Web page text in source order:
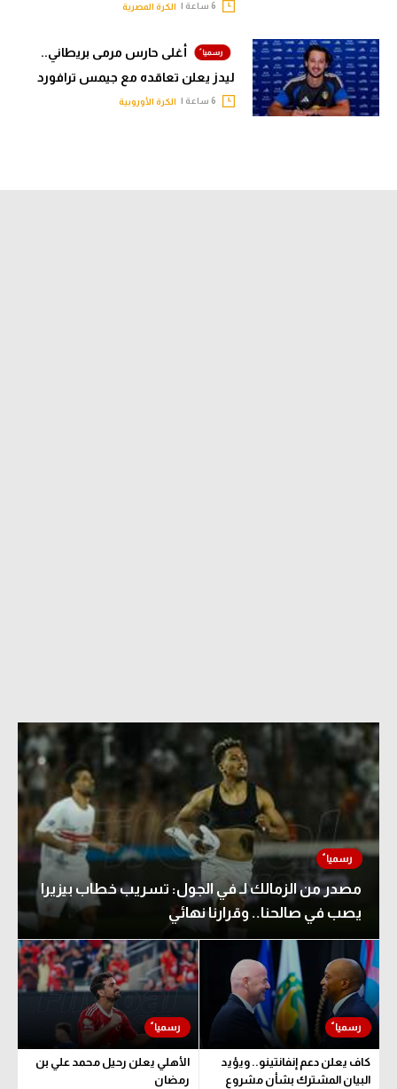
الكرة المصرية
أغلى حارس مرمى بريطاني..
ليدز يعلن تعاقده مع جيمس ترافورد
الكرة الأوروبية
مصدر من الزمالك لـ في الجول: تسريب خطاب بيزيرا
يصب في صالحنا.. وقرارنا نهائي
كاف يعلن دعم إنفانتينو.. ويؤيد
البيان المشترك بشأن مشروع
الأهلي يعلن رحيل محمد علي بن
رمضان